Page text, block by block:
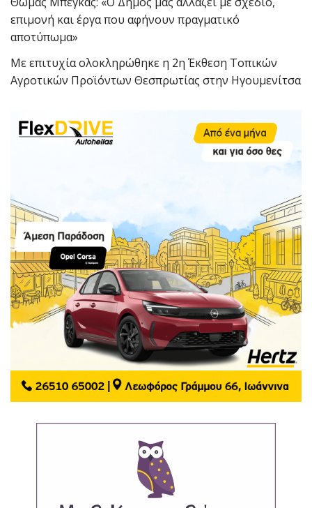
επιμονή και έργα που αφήνουν πραγματικό
αποτύπωμα»
Με επιτυχία ολοκληρώθηκε η 2η Έκθεση Τοπικών
Αγροτικών Προϊόντων Θεσπρωτίας στην Ηγουμενίτσα